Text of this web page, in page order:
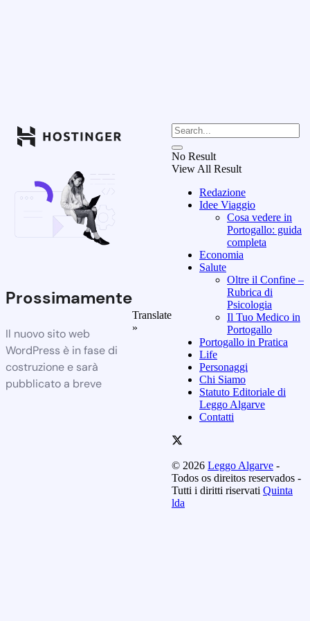
Prossimamente
Il nuovo sito web
WordPress è in fase di
costruzione e sarà
pubblicato a breve
Translate
»
No Result
View All Result
Redazione
Idee Viaggio
Cosa vedere in
Portogallo: guida
completa
Economia
Salute
Oltre il Confine –
Rubrica di
Psicologia
Il Tuo Medico in
Portogallo
Portogallo in Pratica
Life
Personaggi
Chi Siamo
Statuto Editoriale di
Leggo Algarve
Contatti
© 2026 Leggo Algarve -
Todos os direitos reservados -
Tutti i diritti riservati Quinta
lda